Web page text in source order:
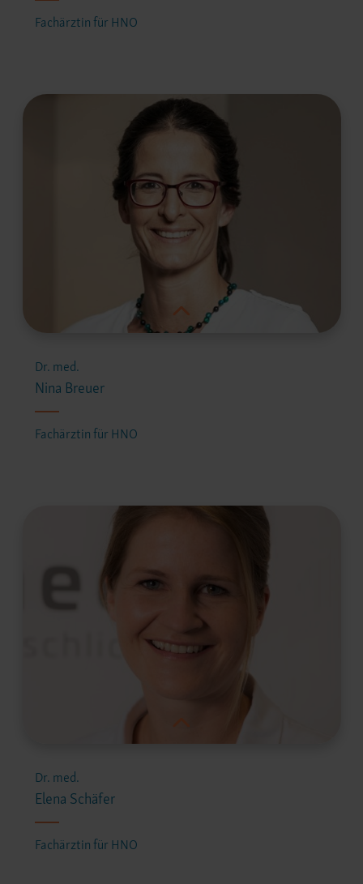
Fachärztin für HNO
Dr. med.
Nina Breuer
Fachärztin für HNO
Dr. med.
Elena Schäfer
Fachärztin für HNO